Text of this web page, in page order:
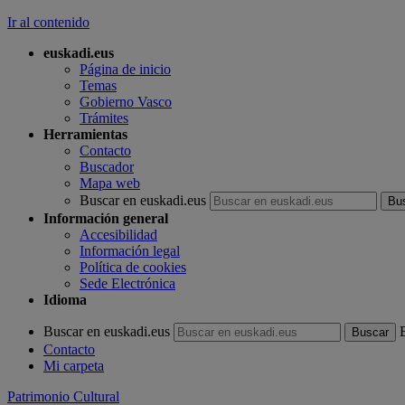
Ir al contenido
euskadi.eus
Página de inicio
Temas
Gobierno Vasco
Trámites
Herramientas
Contacto
Buscador
Mapa web
Buscar en euskadi.eus
Información general
Accesibilidad
Información legal
Política de cookies
Sede Electrónica
Idioma
Buscar en euskadi.eus
Contacto
Mi carpeta
Patrimonio Cultural